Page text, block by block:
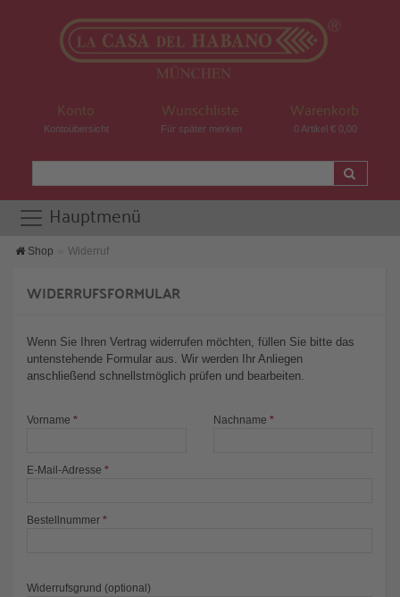
Konto
Kontoübersicht
Wunschliste
Für später merken
Warenkorb
0 Artikel € 0,00
Hauptmenü
Shop Widerruf
WIDERRUFSFORMULAR
Wenn Sie Ihren Vertrag widerrufen möchten, füllen Sie bitte das
untenstehende Formular aus. Wir werden Ihr Anliegen
anschließend schnellstmöglich prüfen und bearbeiten.
Vorname * Nachname *
E-Mail-Adresse *
Bestellnummer *
Widerrufsgrund (optional)